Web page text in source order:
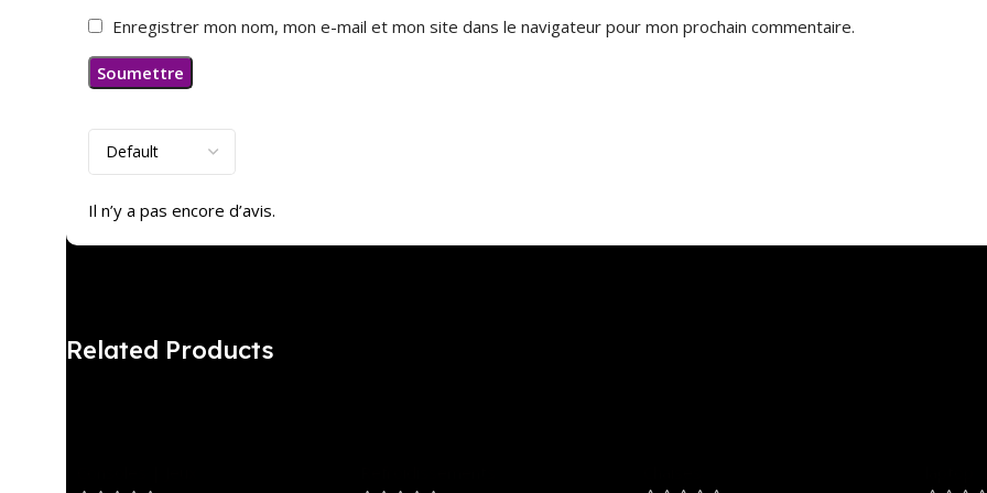
Il n’y a pas encore d’avis.
Enregistrer mon nom, mon e-mail et mon site dans le navigateur pour mon prochain commentaire.
Related Products